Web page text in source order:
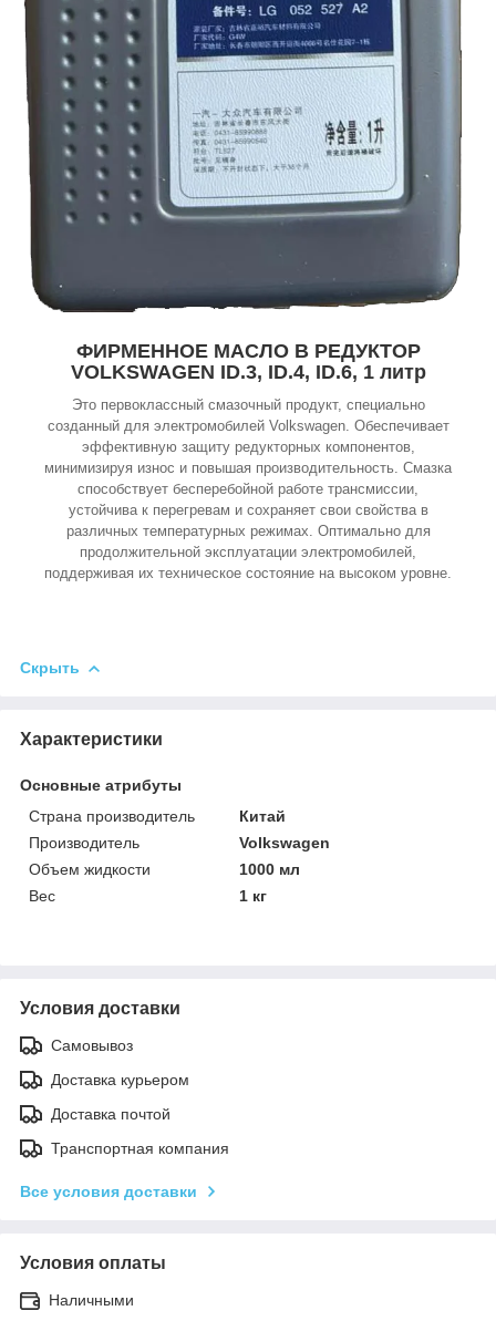
ФИРМЕННОЕ МАСЛО В РЕДУКТОР
VOLKSWAGEN ID.3, ID.4, ID.6, 1 литр
Это первоклассный смазочный продукт, специально
созданный для электромобилей Volkswagen. Обеспечивает
эффективную защиту редукторных компонентов,
минимизируя износ и повышая производительность. Смазка
способствует бесперебойной работе трансмиссии,
устойчива к перегревам и сохраняет свои свойства в
различных температурных режимах. Оптимально для
продолжительной эксплуатации электромобилей,
поддерживая их техническое состояние на высоком уровне.
Скрыть
Характеристики
Основные атрибуты
Страна производитель
Китай
Производитель
Volkswagen
Объем жидкости
1000 мл
Вес
1 кг
Условия доставки
Самовывоз
Доставка курьером
Доставка почтой
Транспортная компания
Все условия доставки
Условия оплаты
Наличными